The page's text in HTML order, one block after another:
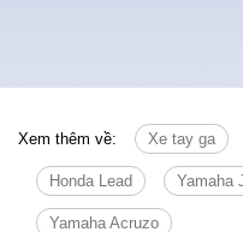
Xem thêm về: Xe tay ga
Honda Lead Yamaha
Yamaha Acruzo